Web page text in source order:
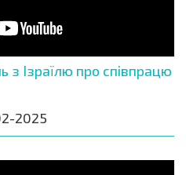
з Ізраїлю про співпрацю
2025